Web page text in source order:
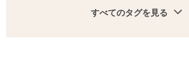
すべてのタグを見る